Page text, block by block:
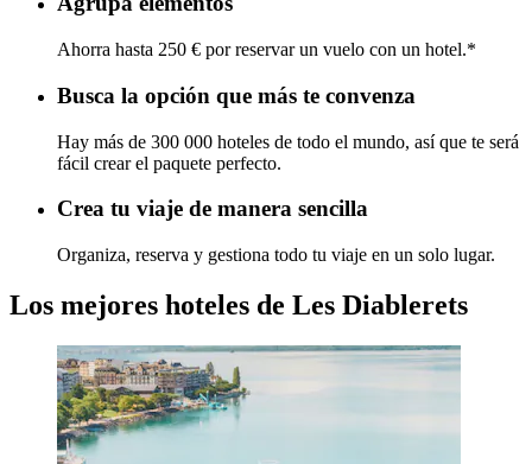
Ahorra hasta 250 € por reservar un vuelo con un hotel.*
Busca la opción que más te convenza
Hay más de 300 000 hoteles de todo el mundo, así que te será
fácil crear el paquete perfecto.
Crea tu viaje de manera sencilla
Organiza, reserva y gestiona todo tu viaje en un solo lugar.
Los mejores hoteles de Les Diablerets